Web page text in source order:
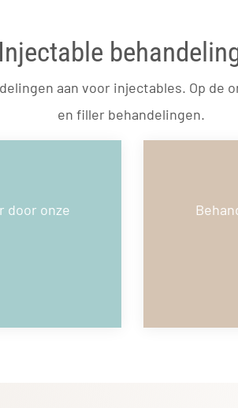
Injectable
aan voor injectables. Op de
en filler behandelingen.
door onze